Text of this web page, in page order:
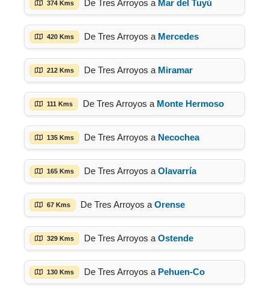
374 Kms De Tres Arroyos a Mar del Tuyú
420 Kms De Tres Arroyos a Mercedes
212 Kms De Tres Arroyos a Miramar
111 Kms De Tres Arroyos a Monte Hermoso
135 Kms De Tres Arroyos a Necochea
165 Kms De Tres Arroyos a Olavarría
67 Kms De Tres Arroyos a Orense
329 Kms De Tres Arroyos a Ostende
130 Kms De Tres Arroyos a Pehuen-Co